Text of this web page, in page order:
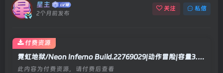
星主
2个月前发布
关注 私信
霓虹地狱/Neon Inferno Build.22769029|动作冒险|容量3.6GB|官方中文版
此内容为付费资源，请付费后查看
付费资源